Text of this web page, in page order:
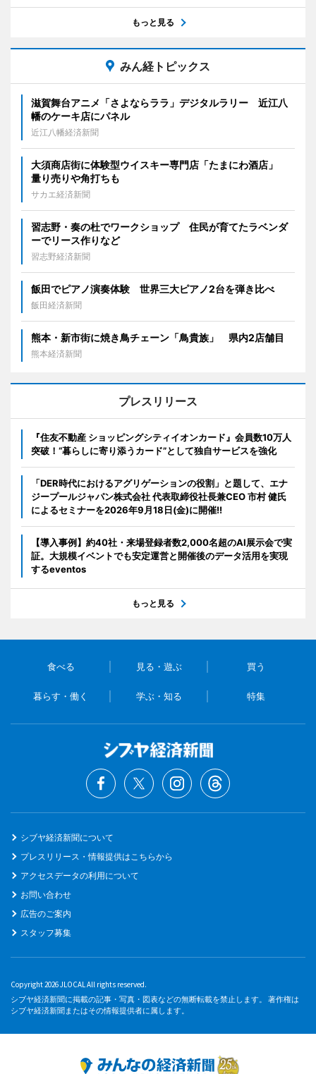
もっと見る
みん経トピックス
滋賀舞台アニメ「さよならララ」デジタルラリー 近江八
幡のケーキ店にパネル
近江八幡経済新聞
大須商店街に体験型ウイスキー専門店「たまにわ酒店」
量り売りや角打ちも
サカエ経済新聞
習志野・奏の杜でワークショップ 住民が育てたラベンダ
ーでリース作りなど
習志野経済新聞
飯田でピアノ演奏体験 世界三大ピアノ2台を弾き比べ
飯田経済新聞
熊本・新市街に焼き鳥チェーン「鳥貴族」 県内2店舗目
熊本経済新聞
プレスリリース
『住友不動産 ショッピングシティイオンカード』会員数10万人
突破！“暮らしに寄り添うカード”として独自サービスを強化
「DER時代におけるアグリゲーションの役割」と題して、エナ
ジープールジャパン株式会社 代表取締役社長兼CEO 市村 健氏
によるセミナーを2026年9月18日(金)に開催!!
【導入事例】約40社・来場登録者数2,000名超のAI展示会で実
証。大規模イベントでも安定運営と開催後のデータ活用を実現
するeventos
もっと見る
食べる 見る・遊ぶ 買う
暮らす・働く 学ぶ・知る 特集
シブヤ経済新聞について
プレスリリース・情報提供はこちらから
アクセスデータの利用について
お問い合わせ
広告のご案内
スタッフ募集
Copyright 2026 JLOCAL All rights reserved.
シブヤ経済新聞に掲載の記事・写真・図表などの無断転載を禁止します。 著作権は
シブヤ経済新聞またはその情報提供者に属します。